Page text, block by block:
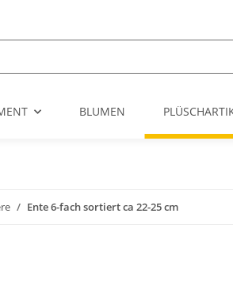
BLUMEN
Ente 6-fach sortiert ca 22-25 cm